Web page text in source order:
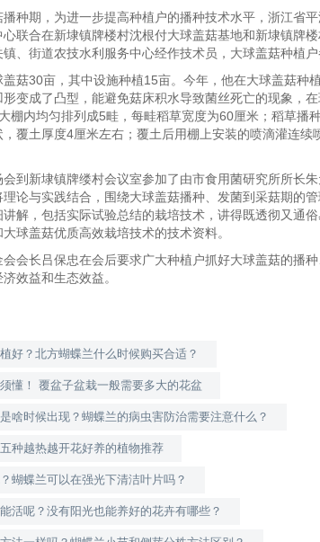
期，为进一步提高种植户的播种技术水平，浙江省平
联合在新埭镇牌楼村沈根付大球盖菇基地和新埭镇牌
、街道农技水利服务中心经作技术员，大球盖菇种植户
30亩，其中设施种植15亩。今年，他在大球盖菇种植
变成了凸型，能避免菇床积水导致菌丝死亡的现象，
棚内均匀排列成5畦，每畦稻草宽度为60厘米；稻草播
覆土厚度4厘米左右；覆土后用棚上安装的喷滴灌连续
新埭镇牌缕村会议室参加了由市食用菌研究所所长朱
论与实践结合，围绕大球盖菇播种、发菌到采菇期的
解，包括实际试验总结的栽培技术，讲得既透彻又通
球盖菇优质高效栽培技术的技术资料。
长吕保忠在会后要求广大种植户抓好大球盖菇的播种
效益和生态效益。
好？北方蝴蝶兰什么时候购买合适？
懂！ 覆盆子盆栽一般需要多大的花盆
啥时候出现？蝴蝶兰的病虫害防治需要注意什么？
种越热越开花好养的植物推荐
蝴蝶兰可以在强光下清洁叶片吗？
活呢？没有阳光也能养好的花卉有哪些？